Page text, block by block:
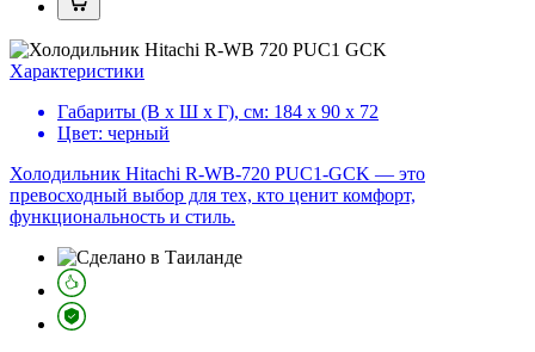
Характеристики
Габариты (В х Ш х Г), см: 184 х 90 х 72
Цвет: черный
Холодильник Hitachi R-WB-720 PUC1-GCK — это
превосходный выбор для тех, кто ценит комфорт,
функциональность и стиль.